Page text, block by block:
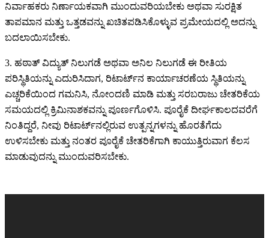
ನಿರ್ವಾಹಕರು ನಿರ್ಣಾಯಕವಾಗಿ ಮುಂದುವರಿಯಬೇಕು ಅಥವಾ ಸುರಕ್ಷಿತ
ತಾಪಮಾನ ಮತ್ತು ಒತ್ತಡವನ್ನು ಖಚಿತಪಡಿಸಿಕೊಳ್ಳುವ ಪ್ರಮೇಯದಲ್ಲಿ ಅದನ್ನು
ಬದಲಾಯಿಸಬೇಕು.
3. ಹಠಾತ್ ವಿದ್ಯುತ್ ನಿಲುಗಡೆ ಅಥವಾ ಅನಿಲ ನಿಲುಗಡೆ ಈ ರೀತಿಯ
ಪರಿಸ್ಥಿತಿಯನ್ನು ಎದುರಿಸಿದಾಗ, ರಿಟಾರ್ಟ್‌ನ ಕಾರ್ಯಾಚರಣೆಯ ಸ್ಥಿತಿಯನ್ನು
ಎಚ್ಚರಿಕೆಯಿಂದ ಗಮನಿಸಿ, ನೋಂದಣಿ ಮಾಡಿ ಮತ್ತು ಸರಬರಾಜು ಚೇತರಿಕೆಯ
ಸಮಯದಲ್ಲಿ ಕ್ರಿಮಿನಾಶಕವನ್ನು ಪೂರ್ಣಗೊಳಿಸಿ. ಪೂರೈಕೆ ದೀರ್ಘಕಾಲದವರೆಗೆ
ನಿಂತಿದ್ದರೆ, ನೀವು ರಿಟಾರ್ಟ್‌ನಲ್ಲಿರುವ ಉತ್ಪನ್ನಗಳನ್ನು ಹೊರತೆಗೆದು
ಉಳಿಸಬೇಕು ಮತ್ತು ನಂತರ ಪೂರೈಕೆ ಚೇತರಿಕೆಗಾಗಿ ಕಾಯುತ್ತಿರುವಾಗ ಕೆಲಸ
ಮಾಡುವುದನ್ನು ಮುಂದುವರಿಸಬೇಕು.